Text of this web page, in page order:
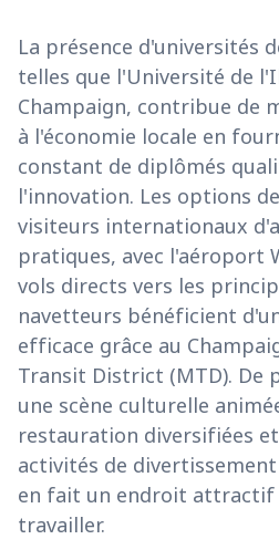
La présence d'universités
telles que l'Université de
Champaign, contribue de
à l'économie locale en
constant de diplômés
l'innovation. Les options
visiteurs internationaux
pratiques, avec l'aéroport
vols directs vers les
navetteurs bénéficient
efficace grâce au
Transit District (MTD). De
une scène culturelle
restauration diversifiées
activités de
en fait un endroit attractif
travailler.